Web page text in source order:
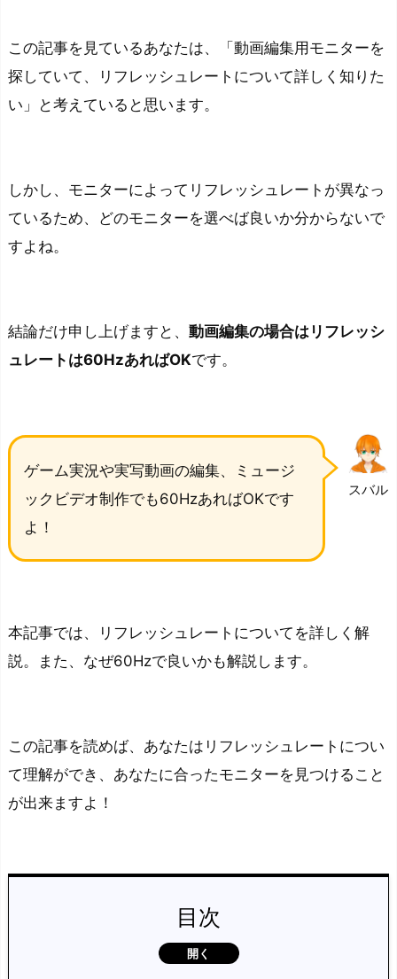
この記事を見ているあなたは、「動画編集用モニターを
探していて、リフレッシュレートについて詳しく知りた
い」と考えていると思います。
しかし、モニターによってリフレッシュレートが異なっ
ているため、どのモニターを選べば良いか分からないで
すよね。
結論だけ申し上げますと、 動画編集の場合はリフレッシ
ュレートは60HzあればOKです。
スバル
ゲーム実況や実写動画の編集、ミュージ
ックビデオ制作でも60HzあればOKです
よ！
本記事では、リフレッシュレートについてを詳しく解
説。また、なぜ60Hzで良いかも解説します。
この記事を読めば、あなたはリフレッシュレートについ
て理解ができ、あなたに合ったモニターを見つけること
が出来ますよ！
目次